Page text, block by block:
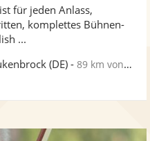
für jeden Anlass,
komplettes Bühnen-
...
(DE) -89 km von Kassel